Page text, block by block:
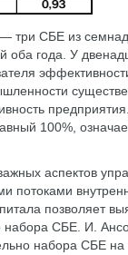
три СБЕ из
года. У
100%,
аспектов
потоками
позволяет
набора СБЕ. И.
набора СБЕ на